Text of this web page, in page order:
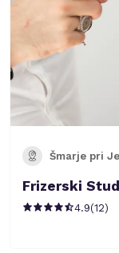
Šmarje pri
Frizerski
4.9(12)